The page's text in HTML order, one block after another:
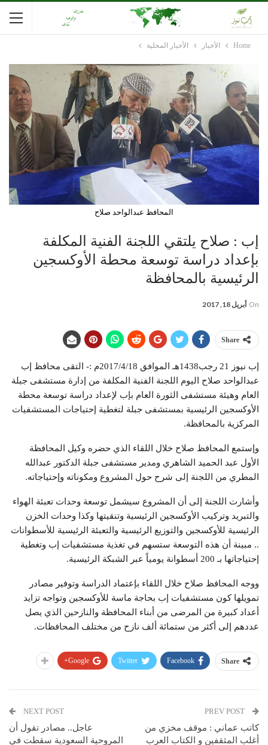
Home الأخبار الأخبار المحلية
المحافظ عبدالواحد صلاح
إب : صلاح يلتقي اللجنة الفنية المكلفة
بإعداد دراسة توسعة محطة الأوكسجين
الرئيسية بالمحافظة
On أبريل 18, 2017
Share
إب نيوز 21 رجب1438هـ الموافق 2017/4/18م :- التقى محافظ إب
عبدالواحد صلاح اليوم اللجنة الفنية المكلفة من إدارة مستشفى جبلة
العام وهيئة مستشفى الثورة العام بإب لإعداد دراسة توسعة محطة
الأوكسجين الرئيسية بمستشفى جبلة لتغطية إحتياجات المستشفيات
المركزية بالمحافظة.
وإستمع المحافظ صلاح خلال اللقاء الذي حضره وكيل المحافظة
الأول عبد الحميد الشاهري ومدير مستشفى جبلة الدكتور عبدالله
المطري من اللجنة إلى شرح حول المشروع ومكوناته وإحتياجاته.
وأشارت اللجنة إلى أن المشروع سيشمل توسعة وحدات تعبئة الهواء
والتبريد وتركيب الأوكسجين الرئيسية وتنقيتها وكذا وحدات الخزن
الرئيسية للأوكسجين والتوزيع الرئيسية والتعبئة الرئيسية للأسطوانات
.. مبينة أن هذه التوسعة ستسهم في تغذية مستشفيات إب وتغطية
إحتياجاتها بـ 200 أسطوانة يومياً عبر الشبكة الرئيسية.
ووجه المحافظ صلاح خلال اللقاء بإعتماد الدراسة وتوفير مصادر
تمويلها كون مستشفيات إب بحاجة ماسة للأوكسجين وتواجه تزايد
أعداد كبيرة من المرضى من أبناء المحافظة والنازحين الذي يصل
عددهم إلى أكثر من ستمائة ألف نازح من مختلف المحافظات.
Share
Facebook
Twitter
Google+
كاتب عماني : موقف مخزي من
أغلب المثقفين و الكتاب العرب
NEXT POST
عاجل.. ‏مصادر تقول أن
المروحية السعودية سقطت في